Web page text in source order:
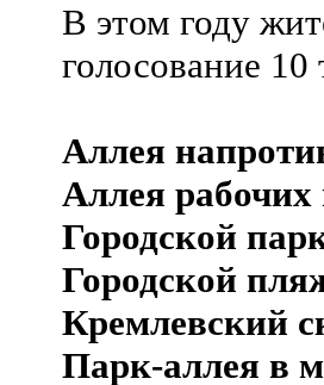
В этом году
голосование
Аллея
Аллея
Городской
Городской
Кремлевский
Парк-аллея в